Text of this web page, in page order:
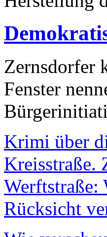
Zernsdorfer
Fenster
Krimi über
Kreisstraße.
Werftstraße:
Rücksicht